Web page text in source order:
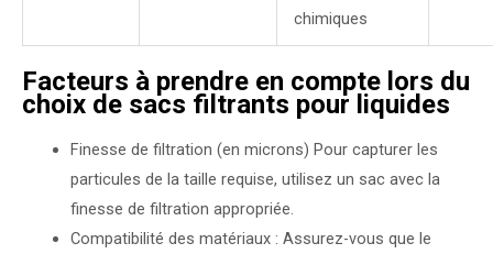
chimiques
Facteurs à prendre en compte lors du
choix de sacs filtrants pour liquides
Finesse de filtration (en microns) Pour capturer les
particules de la taille requise, utilisez un sac avec la
finesse de filtration appropriée.
Compatibilité des matériaux : Assurez-vous que le